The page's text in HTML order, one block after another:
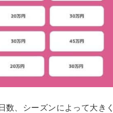
数、シーズンによって大き